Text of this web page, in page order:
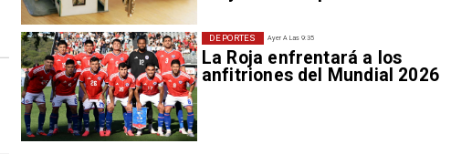
Ayer A Las 9:35
La Roja enfrentará a los
anfitriones del Mundial 2026
DEPORTES